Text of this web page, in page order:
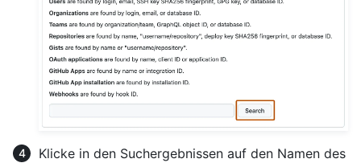
Klicke in den Suchergebnissen auf den Namen des